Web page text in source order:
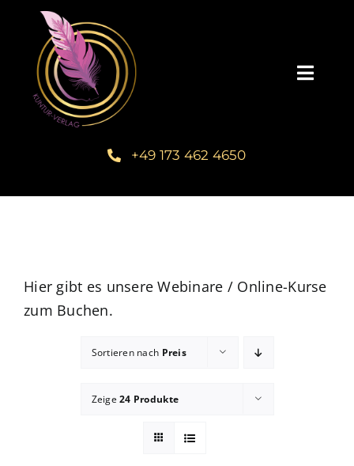
springen
Verlegerin Deborah Bichlmeier
+49 173 462 4650
Hier gibt es unsere Webinare / Online-Kurse
zum Buchen.
Sortieren nach Preis
Zeige24 Produkte